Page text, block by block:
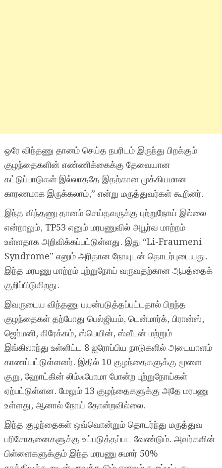
ஒரே விந்தணு தானம் செய்த நபரிடம் இருந்து பிறக்கும்
குழந்தைகளின் எண்ணிக்கைக்கு தேவையான
கட்டுப்பாடுகள் இல்லாததே இதற்கான முக்கியமான
காரணமாக இருக்கலாம்,” என்று மருத்துவர்கள் கூறினர்.
இந்த விந்தணு தானம் செய்தவருக்கு புற்றுநோய் இல்லை
என்றாலும், TP53 எனும் மரபணுவில் அபூர்வ மாற்றம்
உள்ளதாக அறிவிக்கப்பட்டுள்ளது. இது “Li-Fraumeni
Syndrome” எனும் அரிதான நோயுடன் தொடர்புடையது.
இந்த மரபணு மாற்றம் புற்றுநோய் வருவதற்கான ஆபத்தைக்
குறிப்பிடுகிறது.
இவருடைய விந்தணு பயன்படுத்தப்பட்டதால் பிறந்த
குழந்தைகள் தற்போது பெல்ஜியம், டென்மார்க், பிரான்ஸ்,
ஜெர்மனி, கிரேக்கம், ஸ்பெயின், ஸ்வீடன் மற்றும்
இங்கிலாந்து உள்ளிட்ட 8 ஐரோப்பிய நாடுகளில் அடையாளம்
காணப்பட்டுள்ளனர். இதில் 10 குழந்தைகளுக்கு மூளை
குறு, ஹோட்கின் லிம்ஃபோமா போன்ற புற்றுநோய்கள்
ஏற்பட்டுள்ளன. மேலும் 13 குழந்தைகளுக்கு அதே மரபணு
உள்ளது, ஆனால் நோய் தோன்றவில்லை.
இந்த குழந்தைகள் ஒவ்வொன்றும் தொடர்ந்து மருத்துவ
பரிசோதனைகளுக்கு உட்படுத்தப்பட வேண்டும். அவர்களின்
பிள்ளைகளுக்கும் இந்த மரபணு சுமார் 50%